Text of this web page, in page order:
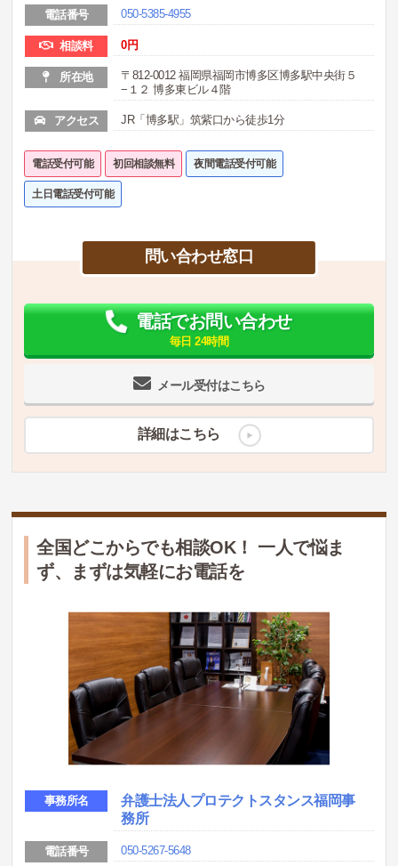
電話番号 050-5385-4955
相談料 0円
所在地
〒812-0012 福岡県福岡市博多区博多駅中央街５
−１２ 博多東ビル４階
アクセス JR「博多駅」筑紫口から徒歩1分
電話受付可能 初回相談無料 夜間電話受付可能
土日電話受付可能
問い合わせ窓口
メール受付はこちら
電話でお問い合わせ
毎日 24時間
詳細はこちら
全国どこからでも相談OK！ 一人で悩ま
ず、まずは気軽にお電話を
事務所名
弁護士法人プロテクトスタンス福岡事
務所
電話番号 050-5267-5648